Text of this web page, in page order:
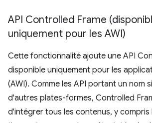
API Controlled Frame
uniquement pour les AWI)
Cette fonctionnalité ajoute une API
disponible uniquement pour les
(AWI). Comme les API portant un nom
d'autres plates-formes, Controlled
d'intégrer tous les contenus, y compris